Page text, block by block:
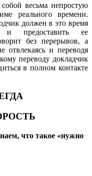
весьма непростую
реального времени.
должен в это время
и предоставить ее
без перерывов, а
отвлекаясь и переводя
переводу докладчик
в полном контакте
что такое «нужно